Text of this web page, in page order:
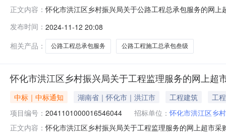
正文内容： 怀化市洪江区乡村振兴局关于公路工程总承包服务的网
码:431213项目所在行政区划名称:湖南省怀化市洪江管
发布时间： 2024-11-12 20:08
相关产品：
公路工程总承包服务 公路工程施工总承包叁级
怀化市洪江区乡村振兴局关于工程监理服务的网上超
中标｜中标通知 湖南省｜怀化市｜洪江市 工程建筑
工程
项目编号： 2041101000016546044 招标单位： 怀化市洪江区乡
正文内容： 怀化市洪江区乡村振兴局关于工程监理服务的网上超市